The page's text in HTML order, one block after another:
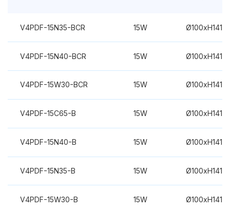
V4PDF-15N35-BCR 15W
V4PDF-15N40-BCR 15W
V4PDF-15W30-BCR 15W
V4PDF-15C65-B 15W
V4PDF-15N40-B 15W
V4PDF-15N35-B 15W
V4PDF-15W30-B 15W